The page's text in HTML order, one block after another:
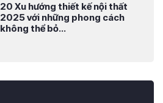
20 Xu hướng thiết kế nội thất
2025 với những phong cách
không thể bỏ...